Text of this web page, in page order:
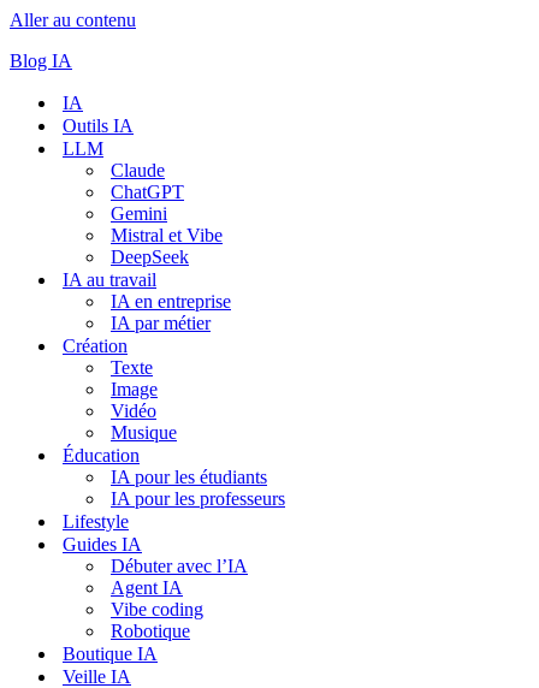
Aller au contenu
Blog IA
IA
Outils IA
LLM
Claude
ChatGPT
Gemini
Mistral et Vibe
DeepSeek
IA au travail
IA en entreprise
IA par métier
Création
Texte
Image
Vidéo
Musique
Éducation
IA pour les étudiants
IA pour les professeurs
Lifestyle
Guides IA
Débuter avec l’IA
Agent IA
Vibe coding
Robotique
Boutique IA
Veille IA